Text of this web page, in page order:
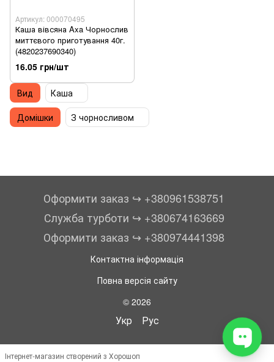
Артикул: 000070495
Каша вівсяна Axa Чорнослив
миттєвого приготування 40г.
(4820237690340)
16.05 грн/шт
Вид
Каша
Домішки
З чорносливом
Оформити заказ ↪︎ +380961538751
Служба турботи ↪︎ +380674163669
Оформити заказ ↪︎ +380974441398
Контактна інформація
Повна версія сайту
© 2026
Укр Рус
Інтернет-магазин створений з Хорошоп